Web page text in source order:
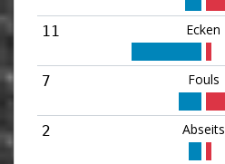
11 Ecken
7 Fouls
2 Abseits